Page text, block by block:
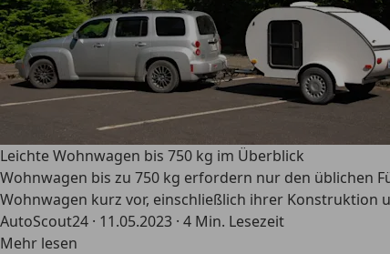
Leichte Wohnwagen bis 750 kg im Überblick
Wohnwagen bis zu 750 kg erfordern nur den üblichen
Wohnwagen kurz vor, einschließlich ihrer Konstruktion
AutoScout24 · 11.05.2023 · 4 Min. Lesezeit
Mehr lesen